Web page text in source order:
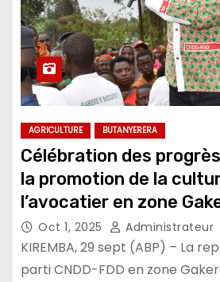
AGRICULTURE BUTANYERERA
Célébration des
la promotion de la
l’avocatier en zone
Oct 1, 2025 Administrateur
KIREMBA, 29 sept (ABP) – La
parti CNDD-FDD en zone